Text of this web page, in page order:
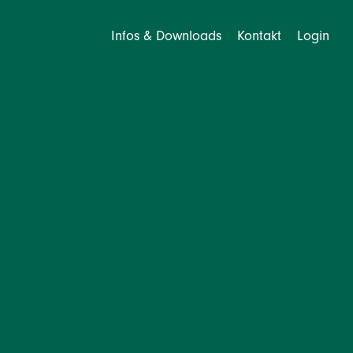
Infos & Downloads Kontakt Login